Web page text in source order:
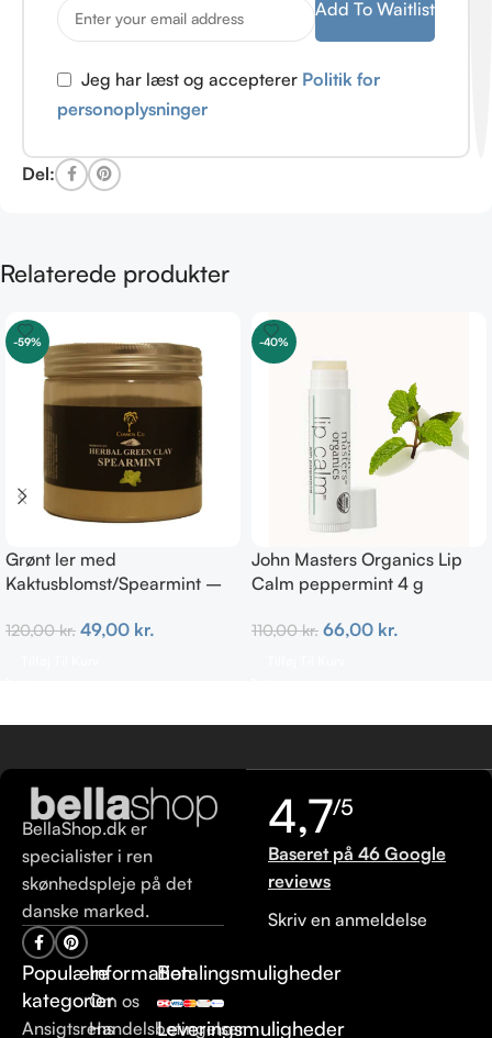
Add To Waitlist
Jeg har læst og accepterer Politik for
personoplysninger
Del:
Relaterede produkter
-59%
Grønt ler med
Kaktusblomst/Spearmint –
120,00kr. 49,00 kr.
-40%
John Masters Organics Lip
Calm peppermint 4 g
110,00kr. 66,00 kr.
BellaShop.dk er
specialister i ren
skønhedspleje på det
danske marked.
Populære
kategorier
Ansigtsrens
Information
Om os
Handelsbetingelser
Betalingsmuligheder
Leveringsmuligheder
4,7/5
Baseret på 46 Google
reviews
Skriv en anmeldelse